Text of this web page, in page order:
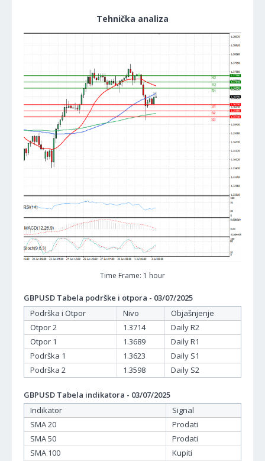
Tehnička analiza
Time Frame: 1 hour
GBPUSD Tabela podrške i otpora - 03/07/2025
Podrška i Otpor
Nivo
Objašnjenje
Otpor 2
1.3714
Daily R2
Otpor 1
1.3689
Daily R1
Podrška 1
1.3623
Daily S1
Podrška 2
1.3598 Daily S2
GBPUSD Tabela indikatora - 03/07/2025
Indikator
Signal
SMA 20
Prodati
SMA 50
Prodati
SMA 100
Kupiti